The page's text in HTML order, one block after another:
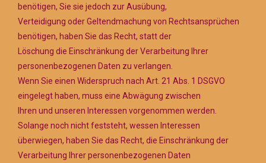
benötigen, Sie sie jedoch zur Ausübung,
Verteidigung oder Geltendmachung von Rechtsansprüchen
benötigen, haben Sie das Recht, statt der
Löschung die Einschränkung der Verarbeitung Ihrer
personenbezogenen Daten zu verlangen.
Wenn Sie einen Widerspruch nach Art. 21 Abs. 1 DSGVO
eingelegt haben, muss eine Abwägung zwischen
Ihren und unseren Interessen vorgenommen werden.
Solange noch nicht feststeht, wessen Interessen
überwiegen, haben Sie das Recht, die Einschränkung der
Verarbeitung Ihrer personenbezogenen Daten